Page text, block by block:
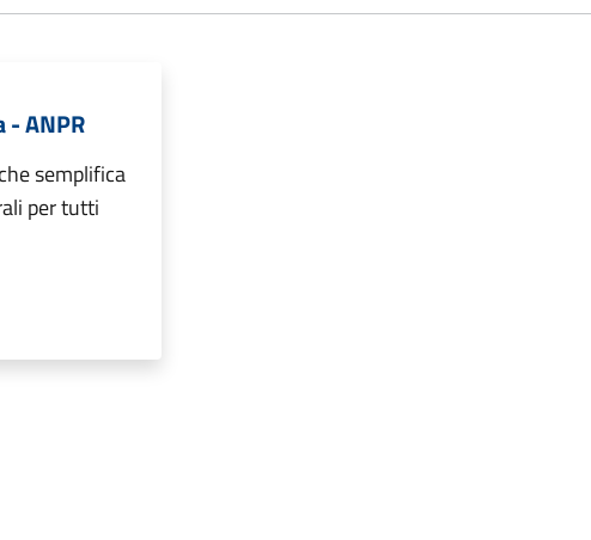
- ANPR
semplifica
per tutti